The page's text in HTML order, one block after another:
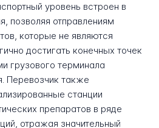
уровень встроен в
позволяя отправлениям
которые не являются
достигать конечных точек
грузового терминала
Перевозчик также
станции
препаратов в ряде
отражая значительный